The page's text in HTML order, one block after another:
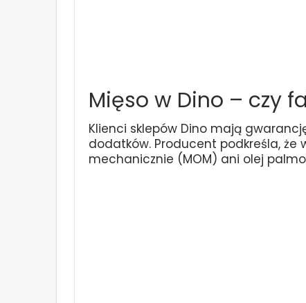
Mięso w Dino – czy
Klienci sklepów Dino mają
dodatków. Producent podkreśla,
mechanicznie (MOM) ani olej